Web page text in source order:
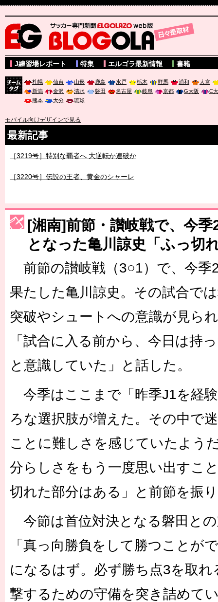
サッカー専門新聞ELGOLAZO web版 BLOGOLA
J練習場レポート 特集 エルゴラ最新情報 書籍
札幌 仙台 山形 鹿島 水戸 栃木 群馬 浦和
大宮
新潟
金沢 清水 磐田 名古屋 岐阜 京都 G大阪
C
熊本
大分 琉球
モバイル向けデザインで見る
最新記事
［3219号］特別な覇者へ 大逆転か連破か
［3220号］伝説の王者、黄金のシャーレ
［3230号］世界一への夢は終わらない
［3223号］一丸。日本出陣
［3222号］史上最大のW杯開幕 注目は「個」
[湘南]前節・讃岐戦で、今
となった亀川諒史「ふっ切
前節の讃岐戦（3○1）で、今季
果たした亀川諒史。その試合で
突破やシュートへの意識が見ら
「試合に入る前から、今日は持
と意識していた」と話した。
今季はここまで「昨季J1を経
ろな選択肢が増えた。その中で
ことに難しさを感じていたよう
分らしさをもう一度思い出すこ
切れた部分はある」と前節を振
今節は首位対決となる磐田と
「真っ向勝負をして勝つことが
になるはず。必ず勝ち点3を取
撃するための守備を突き詰めて